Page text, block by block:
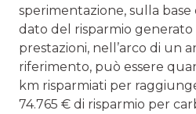
sperimentazione, sulla base
dato del risparmio generato
prestazioni, nell’arco di un
riferimento, può essere
km risparmiati per
74.765 € di risparmio per